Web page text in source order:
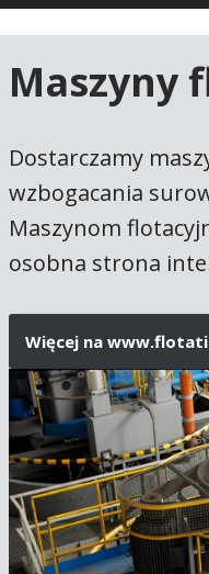
Maszyny
Dostarczamy
wzbogacania
Maszynom
osobna strona
Więcej na